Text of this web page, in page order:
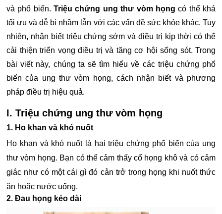
và phổ biến.Triệu chứng ung thư vòm họng có thể khá
tối ưu và dễ bị nhầm lẫn với các vấn đề sức khỏe khác. Tuy
nhiên, nhận biết triệu chứng sớm và điều trị kịp thời có thể
cải thiện triển vọng điều trị và tăng cơ hội sống sót. Trong
bài viết này, chúng ta sẽ tìm hiểu về các triệu chứng phổ
biến của ung thư vòm họng, cách nhận biết và phương
pháp điều trị hiệu quả.
I. Triệu chứng ung thư vòm họng
1. Ho khan và khó nuốt
Ho khan và khó nuốt là hai triệu chứng phổ biến của ung
thư vòm họng. Bạn có thể cảm thấy cổ họng khô và có cảm
giác như có một cái gì đó cản trở trong họng khi nuốt thức
ăn hoặc nước uống.
2. Đau họng kéo dài